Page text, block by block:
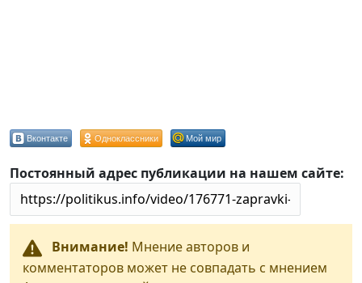
Вконтакте Одноклассники Мой мир
Постоянный адрес публикации на нашем сайте:
Внимание! Мнение авторов и
комментаторов может не совпадать с мнением